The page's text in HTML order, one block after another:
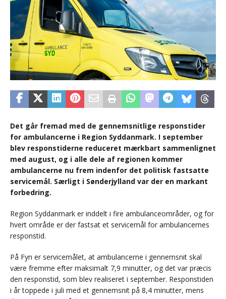
Det går fremad med de gennemsnitlige responstider
for ambulancerne i Region Syddanmark. I september
blev responstiderne reduceret mærkbart sammenlignet
med august, og i alle dele af regionen kommer
ambulancerne nu frem indenfor det politisk fastsatte
servicemål. Særligt i Sønderjylland var der en markant
forbedring.
Region Syddanmark er inddelt i fire ambulanceområder, og for
hvert område er der fastsat et servicemål for ambulancernes
responstid.
På Fyn er servicemålet, at ambulancerne i gennemsnit skal
være fremme efter maksimalt 7,9 minutter, og det var præcis
den responstid, som blev realiseret i september. Responstiden
i år toppede i juli med et gennemsnit på 8,4 minutter, mens